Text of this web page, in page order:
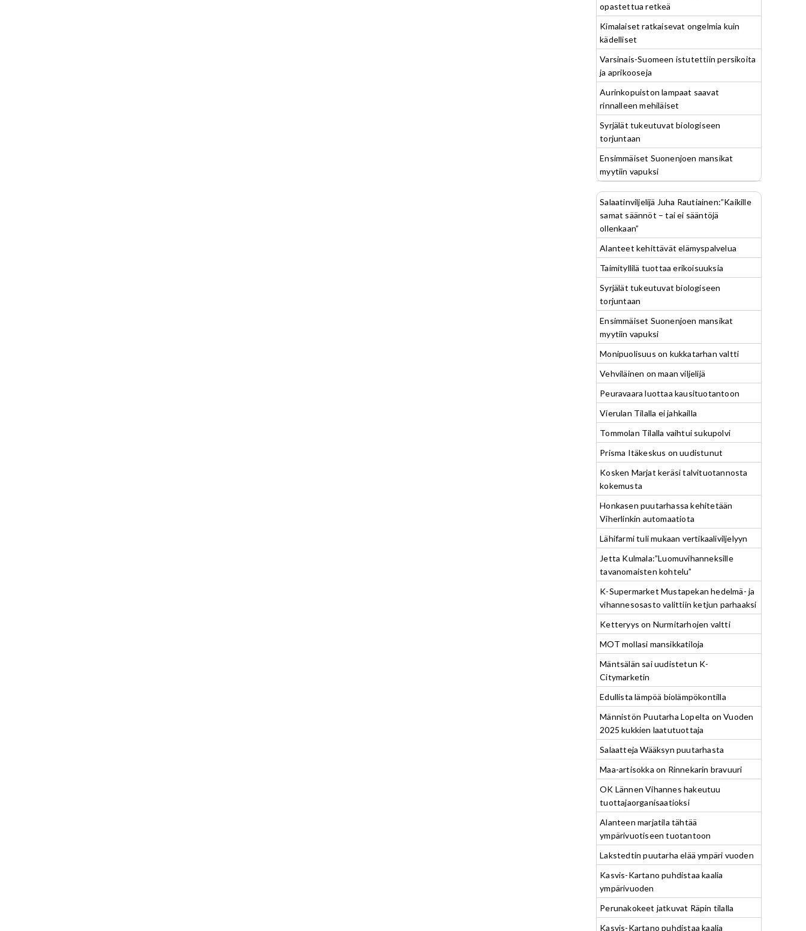
opastettua retkeä
Kimalaiset ratkaisevat ongelmia kuin
kädelliset
Varsinais-Suomeen istutettiin persikoita
ja aprikooseja
Aurinkopuiston lampaat saavat
rinnalleen mehiläiset
Syrjälät tukeutuvat biologiseen
torjuntaan
Ensimmäiset Suonenjoen mansikat
myytiin vapuksi
Salaatinviljelijä Juha Rautiainen:”Kaikille
samat säännöt – tai ei sääntöjä
ollenkaan”
Alanteet kehittävät elämyspalvelua
Taimityllilä tuottaa erikoisuuksia
Syrjälät tukeutuvat biologiseen
torjuntaan
Ensimmäiset Suonenjoen mansikat
myytiin vapuksi
Monipuolisuus on kukkatarhan valtti
Vehviläinen on maan viljelijä
Peuravaara luottaa kausituotantoon
Vierulan Tilalla ei jahkailla
Tommolan Tilalla vaihtui sukupolvi
Prisma Itäkeskus on uudistunut
Kosken Marjat keräsi talvituotannosta
kokemusta
Honkasen puutarhassa kehitetään
Viherlinkin automaatiota
Lähifarmi tuli mukaan vertikaaliviljelyyn
Jetta Kulmala:”Luomuvihanneksille
tavanomaisten kohtelu”
K-Supermarket Mustapekan hedelmä- ja
vihannesosasto valittiin ketjun parhaaksi
Ketteryys on Nurmitarhojen valtti
MOT mollasi mansikkatiloja
Mäntsälän sai uudistetun K-
Citymarketin
Edullista lämpöä biolämpökontilla
Männistön Puutarha Lopelta on Vuoden
2025 kukkien laatutuottaja
Salaatteja Wääksyn puutarhasta
Maa-artisokka on Rinnekarin bravuuri
OK Lännen Vihannes hakeutuu
tuottajaorganisaatioksi
Alanteen marjatila tähtää
ympärivuotiseen tuotantoon
Lakstedtin puutarha elää ympäri vuoden
Kasvis-Kartano puhdistaa kaalia
ympärivuoden
Perunakokeet jatkuvat Räpin tilalla
Kasvis-Kartano puhdistaa kaalia